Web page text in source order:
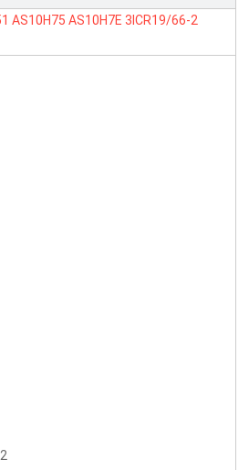
AS10H75 AS10H7E 3ICR19/66-2